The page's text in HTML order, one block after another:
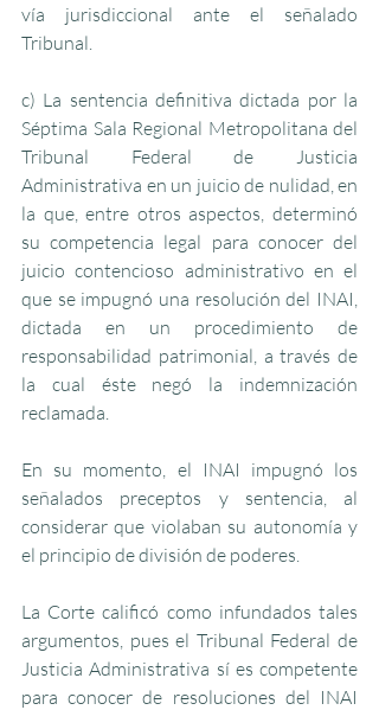
vía jurisdiccional ante el señalado
Tribunal.
c) La sentencia definitiva dictada por la
Séptima Sala Regional Metropolitana del
Tribunal Federal de Justicia
Administrativa en un juicio de nulidad, en
la que, entre otros aspectos, determinó
su competencia legal para conocer del
juicio contencioso administrativo en el
que se impugnó una resolución del INAI,
dictada en un procedimiento de
responsabilidad patrimonial, a través de
la cual éste negó la indemnización
reclamada.
En su momento, el INAI impugnó los
señalados preceptos y sentencia, al
considerar que violaban su autonomía y
el principio de división de poderes.
La Corte calificó como infundados tales
argumentos, pues el Tribunal Federal de
Justicia Administrativa sí es competente
para conocer de resoluciones del INAI